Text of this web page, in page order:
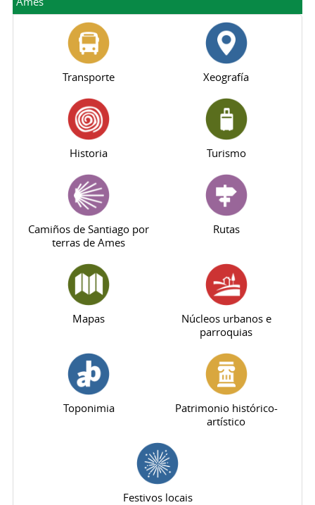
Transporte Xeografía
Historia Turismo
Camiños de Santiago por
terras de Ames
Rutas
Mapas
Núcleos urbanos e
parroquias
Toponimia
Patrimonio histórico-
artístico
Festivos locais